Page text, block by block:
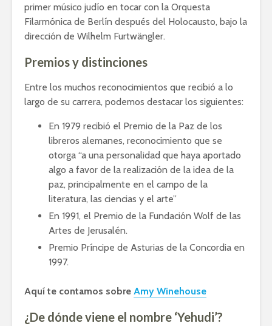
primer músico judío en tocar con la Orquesta
Filarmónica de Berlín después del Holocausto, bajo la
dirección de Wilhelm Furtwängler.
Premios y distinciones
Entre los muchos reconocimientos que recibió a lo
largo de su carrera, podemos destacar los siguientes:
En 1979 recibió el Premio de la Paz de los
libreros alemanes, reconocimiento que se
otorga “a una personalidad que haya aportado
algo a favor de la realización de la idea de la
paz, principalmente en el campo de la
literatura, las ciencias y el arte”
En 1991, el Premio de la Fundación Wolf de las
Artes de Jerusalén.
Premio Príncipe de Asturias de la Concordia en
1997.
Aquí te contamos sobre Amy Winehouse
¿De dónde viene el nombre ‘Yehudi’?